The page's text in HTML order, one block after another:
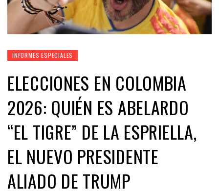
INFORMES ESPECIALES
ELECCIONES EN COLOMBIA
2026: QUIÉN ES ABELARDO
“EL TIGRE” DE LA ESPRIELLA,
EL NUEVO PRESIDENTE
ALIADO DE TRUMP